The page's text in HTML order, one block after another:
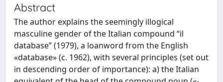
Abstract
The author explains the seemingly illogical
masculine gender of the Italian compound “il
database” (1979), a loanword from the English
«database» (c. 1962), with several principles (set out
in descending order of importance): a) the Italian